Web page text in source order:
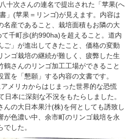
十次さんの連名で提出された「苹果(へ
」(苹果＝リンゴ)が見えます。内容は
名産であること、栽培面積もお隣の大
千町歩(約990ha)を超えること。道内
ご」が進出してきたこと、価格の変動
ンゴ栽培の継続が難しく、疲弊した生
鶴さんのリンゴ加工工場ができること
を「懇願」する内容の文書です。
メリカからはじまった世界的な恐慌
日本に深刻な不況をもたらしました。
んの大日本果汁(株)を何としても誘致し
が色濃い中、余市町のリンゴ栽培を永
した。